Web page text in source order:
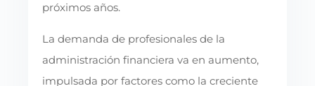
próximos años.
La demanda de profesionales de la
administración financiera va en aumento,
impulsada por factores como la creciente